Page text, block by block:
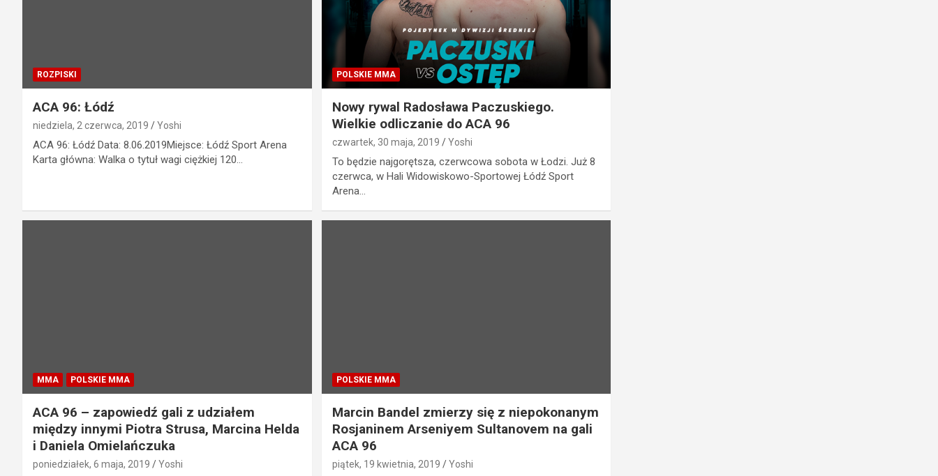
ROZPISKI
ACA 96: Łódź
niedziela, 2 czerwca, 2019 Yoshi
ACA 96: Łódź Data: 8.06.2019Miejsce: Łódź Sport Arena
Karta główna: Walka o tytuł wagi ciężkiej 120…
POLSKIE MMA
Nowy rywal Radosława Paczuskiego.
Wielkie odliczanie do ACA 96
czwartek, 30 maja, 2019 Yoshi
To będzie najgorętsza, czerwcowa sobota w Łodzi. Już 8
czerwca, w Hali Widowiskowo-Sportowej Łódź Sport
Arena…
MMA POLSKIE MMA
ACA 96 – zapowiedź gali z udziałem
między innymi Piotra Strusa, Marcina Helda
i Daniela Omielańczuka
poniedziałek, 6 maja, 2019 Yoshi
POLSKIE MMA
Marcin Bandel zmierzy się z niepokonanym
Rosjaninem Arseniyem Sultanovem na gali
ACA 96
piątek, 19 kwietnia, 2019 Yoshi